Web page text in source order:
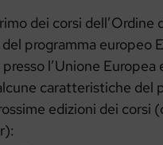
dei corsi dell’Ordine
programma europeo
l’Unione Europea
caratteristiche del
edizioni dei corsi